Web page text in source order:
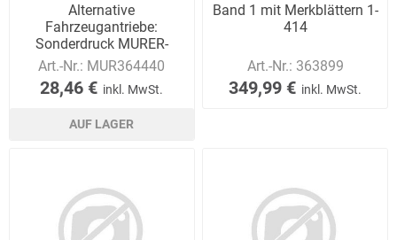
Alternative
Fahrzeugantriebe:
Sonderdruck MURER-
Feuerschutz GmbH
Art.-Nr.: MUR364440
28,46 € inkl. MwSt.
AUF LAGER
Band 1 mit Merkblättern 1-
414
Art.-Nr.: 363899
349,99 € inkl. MwSt.